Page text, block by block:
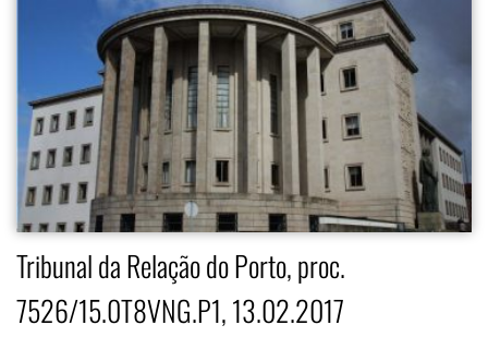
Tribunal da Relação do Porto, proc.
7526/15.0T8VNG.P1, 13.02.2017